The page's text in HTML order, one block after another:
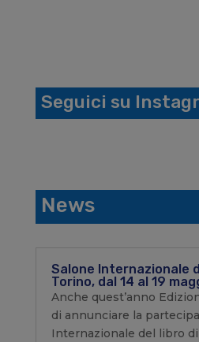
Seguici su
News
Salone Internazionale
Torino, dal 14 al 19
Anche quest’anno
di annunciare la
Internazionale del libro di